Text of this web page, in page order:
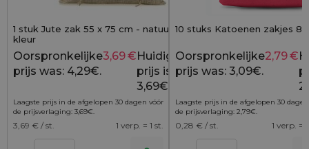
1 stuk Jute zak 55 x 75 cm - natuurlijke
kleur
4,29 €
Oorspronkelijke
prijs was: 4,29€.
3,69€ Huidige
prijs is:
3,69€.
Laagste prijs in de afgelopen 30 dagen vóór
de prijsverlaging: 3,69€.
3,69 € / st. 1 verp. = 1 st.
10 stuks Katoenen zakjes 8
Oorspronkelijke
prijs was: 3,09€.
2,79€
Laagste prijs in de afgelopen 30
de prijsverlaging: 2,79€.
0,28 € / st. 1 verp. =